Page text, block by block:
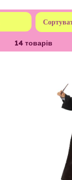
14 товарів